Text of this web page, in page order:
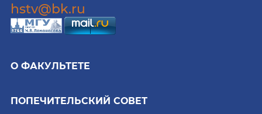
hstv@bk.ru
О ФАКУЛЬТЕТЕ
ПОПЕЧИТЕЛЬСКИЙ СОВЕТ